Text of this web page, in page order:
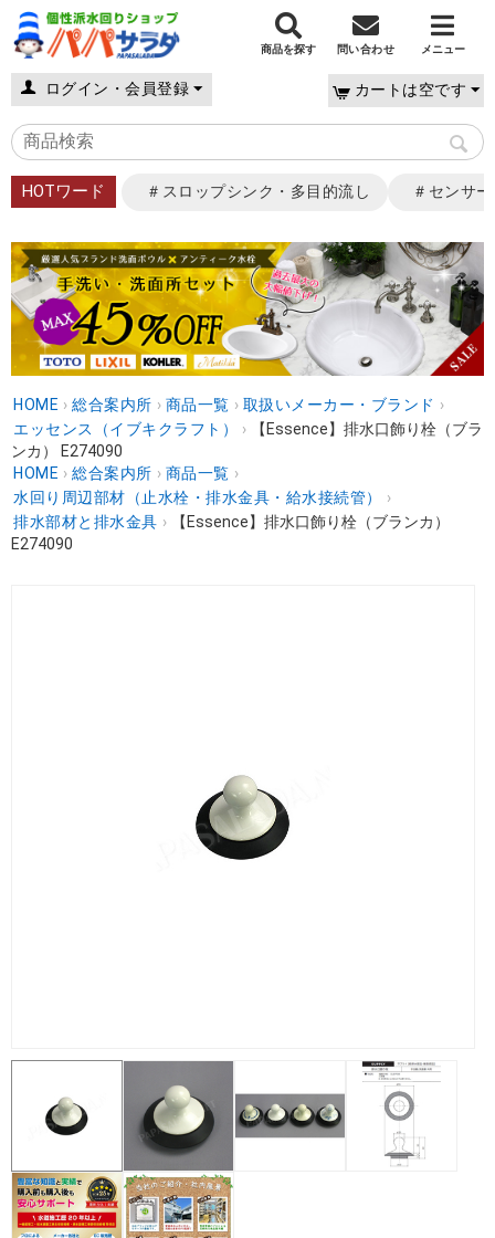
商品を探す 問い合わせ メニュー
ログイン・会員登録 カートは空です
HOTワード ＃スロップシンク・多目的流し ＃センサ
HOME › 総合案内所 › 商品一覧 › 取扱いメーカー・ブランド ›
エッセンス（イブキクラフト）
›
【Essence】排水口飾り栓（ブラ
ンカ） E274090
HOME › 総合案内所 › 商品一覧 ›
水回り周辺部材（止水栓・排水金具・給水接続管）
›
排水部材と排水金具 ›
【Essence】排水口飾り栓（ブランカ）
E274090